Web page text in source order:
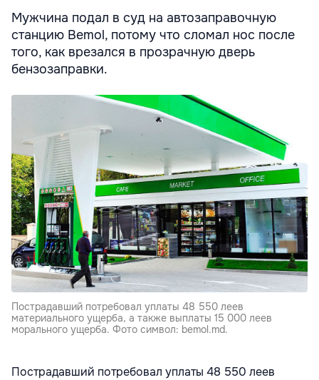
Мужчина подал в суд на автозаправочную
станцию Bemol, потому что сломал нос после
того, как врезался в прозрачную дверь
бензозаправки.
Пострадавший потребовал уплаты 48 550 леев
материального ущерба, а также выплаты 15 000 леев
морального ущерба. Фото символ: bemol.md.
Пострадавший потребовал уплаты 48 550 леев